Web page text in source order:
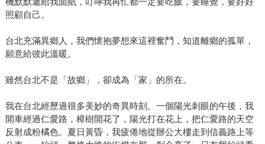
照顧自己。
台北充滿異鄉人，我們懷抱夢想來這裡奮鬥，知道離鄉的孤單，
願意給彼此溫暖。
雖然台北不是「故鄉」，卻成為「家」的所在。
我在台北經歷過很多美妙的奇異時刻。一個陽光刺眼的午後，我
開車經過仁愛路，樟樹開花了，陽光打在花上，把仁愛路的天空
反射成粉橘色。夏日黃昏，我疲倦地從辦公大樓走到信義路上等